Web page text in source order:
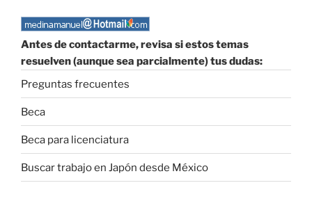
Antes de contactarme, revisa si estos temas
resuelven (aunque sea parcialmente) tus dudas:
Preguntas frecuentes
Beca
Beca para licenciatura
Buscar trabajo en Japón desde México